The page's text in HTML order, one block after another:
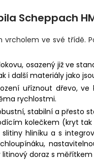
Scheppach HM
vrcholem ve své
osazený již ve
i další materiály jako
uříznout dřevo,
rychlostmi.
stabilní a přesto
kolečkem (kryt
hliníku a s
litinový doraz s měřítkem